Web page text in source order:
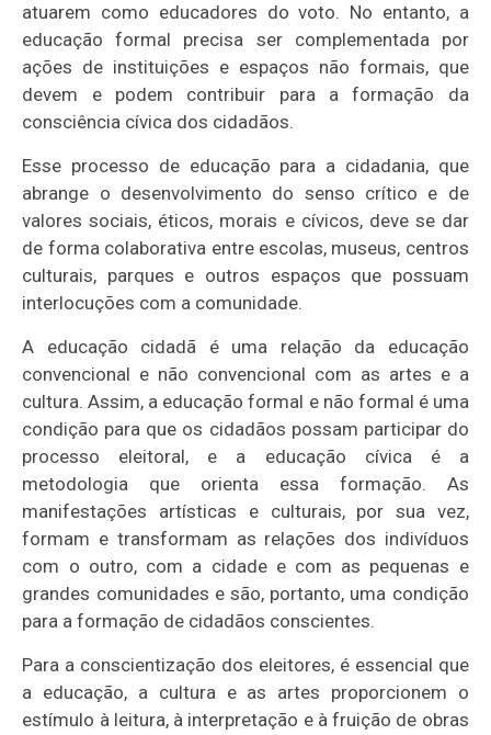
atuarem como educadores do voto. No entanto, a
educação formal precisa ser complementada por
ações de instituições e espaços não formais, que
devem e podem contribuir para a formação da
consciência cívica dos cidadãos.
Esse processo de educação para a cidadania, que
abrange o desenvolvimento do senso crítico e de
valores sociais, éticos, morais e cívicos, deve se dar
de forma colaborativa entre escolas, museus, centros
culturais, parques e outros espaços que possuam
interlocuções com a comunidade.
A educação cidadã é uma relação da educação
convencional e não convencional com as artes e a
cultura. Assim, a educação formal e não formal é uma
condição para que os cidadãos possam participar do
processo eleitoral, e a educação cívica é a
metodologia que orienta essa formação. As
manifestações artísticas e culturais, por sua vez,
formam e transformam as relações dos indivíduos
com o outro, com a cidade e com as pequenas e
grandes comunidades e são, portanto, uma condição
para a formação de cidadãos conscientes.
Para a conscientização dos eleitores, é essencial que
a educação, a cultura e as artes proporcionem o
estímulo à leitura, à interpretação e à fruição de obras